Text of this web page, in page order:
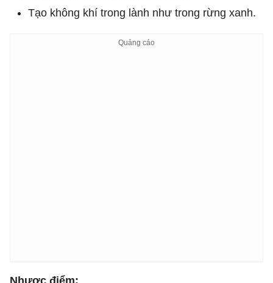
Tạo không khí trong lành như trong rừng xanh.
Nhược điểm: